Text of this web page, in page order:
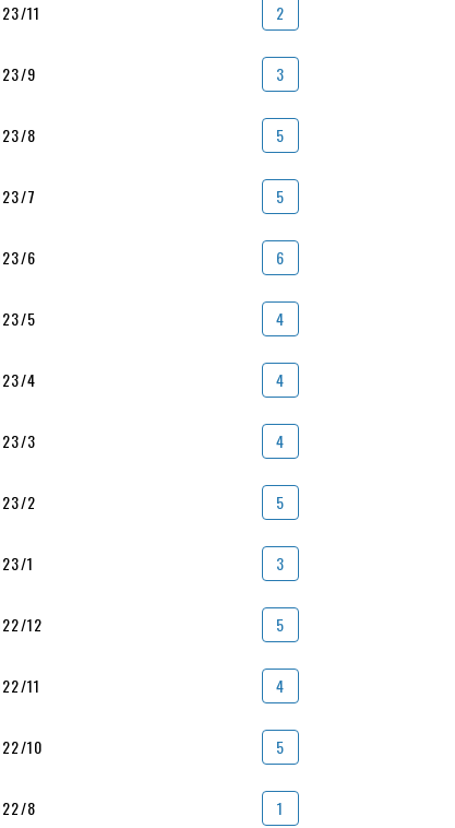
11 2
9 3
8 5
7 5
6 6
5 4
4 4
3 4
2 5
1 3
12 5
11 4
10 5
8 1